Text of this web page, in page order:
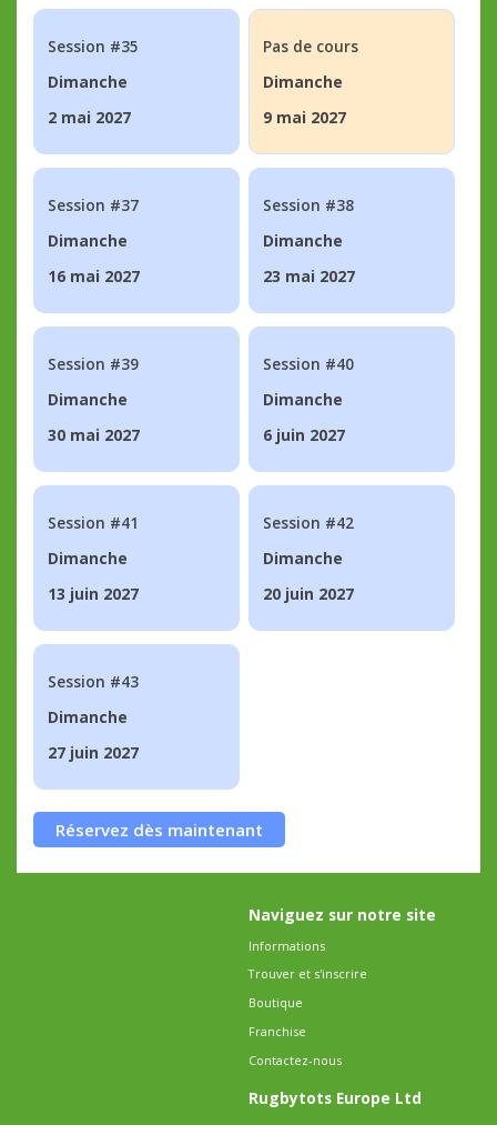
Session #35
Dimanche
2 mai 2027
Pas de cours
Dimanche
9 mai 2027
Session #37
Dimanche
16 mai 2027
Session #38
Dimanche
23 mai 2027
Session #39
Dimanche
30 mai 2027
Session #40
Dimanche
6 juin 2027
Session #41
Dimanche
13 juin 2027
Session #42
Dimanche
20 juin 2027
Session #43
Dimanche
27 juin 2027
Réservez dès maintenant
Naviguez sur notre site
Informations
Trouver et s'inscrire
Boutique
Franchise
Contactez-nous
Rugbytots Europe Ltd